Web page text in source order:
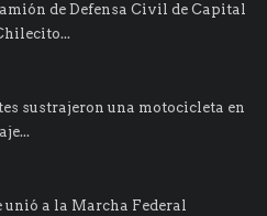
de Defensa Civil de Capital
sustrajeron una motocicleta en
unió a la Marcha Federal